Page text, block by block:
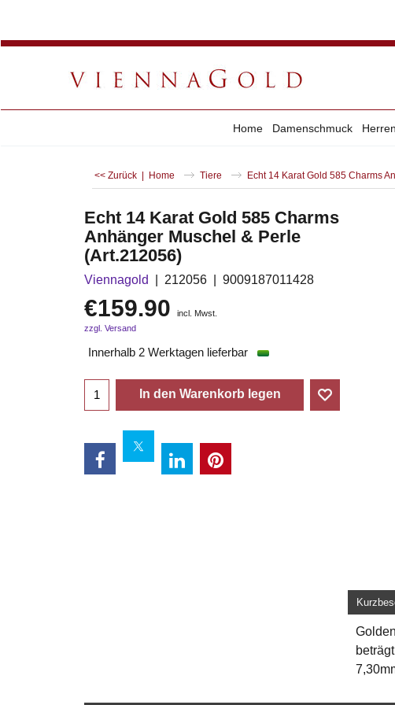
Home Damenschmuck
<< Zurück | Home Tiere Echt 14 Karat Gold 585 Charms
Echt 14 Karat Gold 585 Charms
Anhänger Muschel & Perle
(Art.212056)
Viennagold 212056 9009187011428
€159.90
incl. Mwst.
zzgl. Versand
Innerhalb 2 Werktagen lieferbar
In den Warenkorb legen